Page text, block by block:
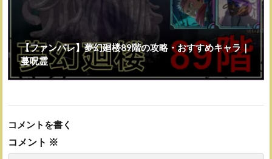
【ファンパレ】夢幻廻楼89階の攻略・おすすめキャラ｜
蔓呪霊
コメントを書く
コメント ※